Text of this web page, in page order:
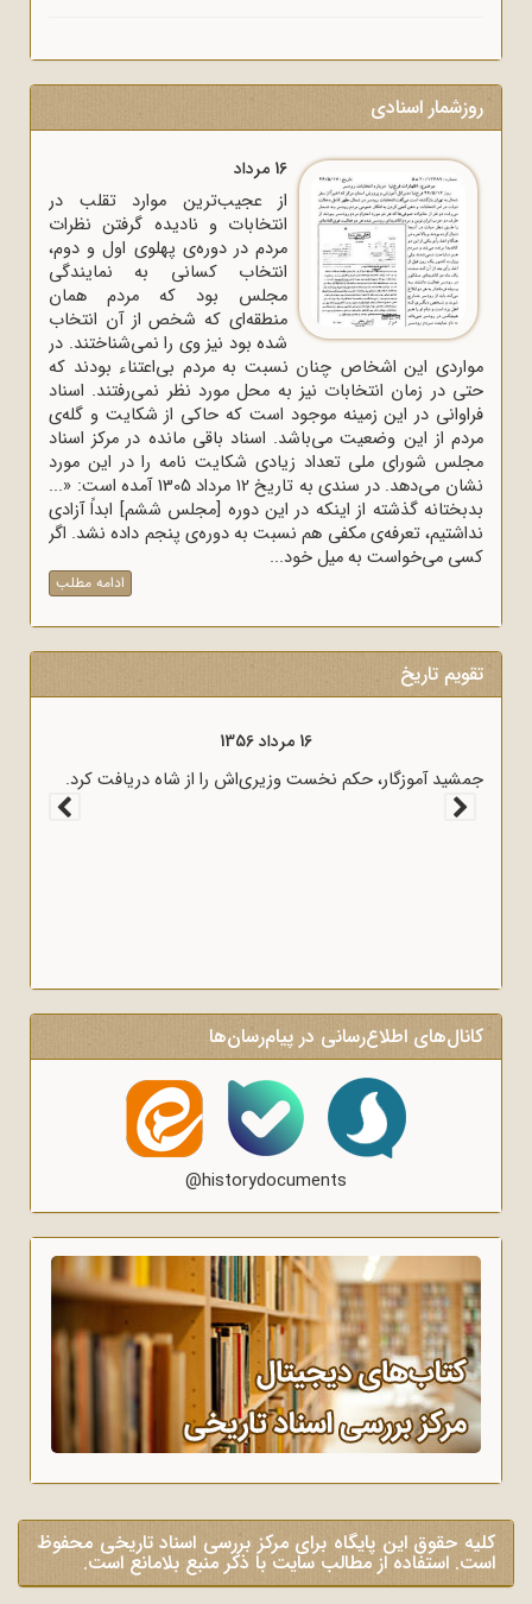
روزشمار اسنادی
16 مرداد
از عجیب‌ترین موارد تقلب در
انتخابات و نادیده گرفتن نظرات
مردم در دوره‌ی پهلوی اول و دوم،
انتخاب کسانی به نمایندگی
مجلس بود که مردم همان
منطقه‌ای که شخص از آن انتخاب
شده بود نیز وی را نمی‌شناختند. در
مواردی این اشخاص چنان نسبت به مردم بی‌اعتناء بودند که
حتی در زمان انتخابات نیز به محل مورد نظر نمی‌رفتند. اسناد
فراوانی در این زمینه موجود است که حاکی از شکایت و گله‌ی
مردم از این وضعیت می‌باشد. اسناد باقی مانده در مرکز اسناد
مجلس شورای ملی تعداد زیادی شکایت نامه را در این مورد
نشان می‌دهد. در سندی به تاریخ 12 مرداد 1305 آمده است: «...
بدبختانه گذشته از اینکه در این دوره [مجلس ششم] ابداً آزادی
نداشتیم، تعرفه‌ی مکفی هم نسبت به دوره‌ی پنجم داده نشد. اگر
کسی می‌خواست به میل خود...
ادامه مطلب
تقویم تاریخ
16 مرداد 1357
آغاز سخنرانی‌های انتقادی و روشنگر وعاظ در لبیک به پیام امام
به وعاظ و روحانیون برای روشنگری و آگاه‌سازی در منبرهای ماه
کانال‌های اطلاع‌رسانی در پیام‌رسان‌ها
@historydocuments
کلیه حقوق این پایگاه برای مرکز بررسی اسناد تاریخی محفوظ
است. استفاده از مطالب سایت با ذکر منبع بلامانع است.